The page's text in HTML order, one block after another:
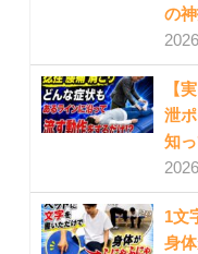
の
【
泄
知
1文
身